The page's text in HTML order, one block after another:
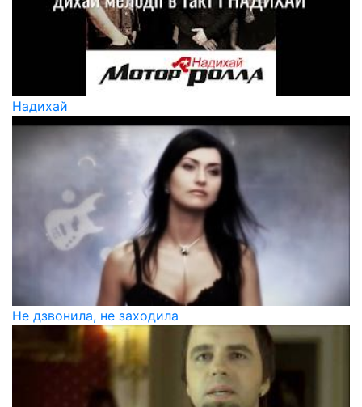
Надихай
Не дзвонила, не заходила